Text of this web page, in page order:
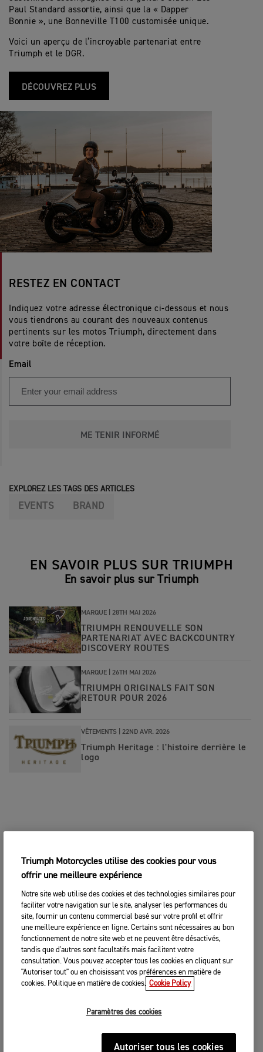
Paul Standard assortie, ainsi que la « Dapper
Bonnie », une Bonneville T100 customisée unique.
Voici un aperçu de l’incroyable partenariat entre
Triumph et le DGR.
DÉCOUVREZ PLUS
RESTEZ EN CONTACT
Indiquez votre adresse électronique ci-dessous et nous
vous tiendrons au courant des nouveaux contenus
pertinents sur les motos Triumph, directement dans
votre boîte de réception.
Email
ME TENIR INFORMÉ
EXPLOREZ LES TAGS DES ARTICLES
EVENTS BRAND
EN SAVOIR PLUS SUR TRIUMPH
En savoir plus sur Triumph
MARQUE | 28TH MAI 2026
TRIUMPH RENOUVELLE SON
PARTENARIAT AVEC BACKCOUNTRY
DISCOVERY ROUTES
MARQUE | 26TH MAI 2026
TRIUMPH ORIGINALS FAIT SON
RETOUR POUR 2026
VÊTEMENTS | 22ND AVR. 2026
Triumph Heritage : l'histoire derrière le
logo
Triumph Motorcycles utilise des cookies pour vous
offrir une meilleure expérience
Notre site web utilise des cookies et des technologies similaires pour
faciliter votre navigation sur le site, analyser les performances du
site, fournir un contenu commercial basé sur votre profil et offrir
une meilleure expérience en ligne. Certains sont nécessaires au bon
fonctionnement de notre site web et ne peuvent être désactivés,
tandis que d'autres sont facultatifs mais facilitent votre
consultation. Vous pouvez accepter tous les cookies en cliquant sur
"Autoriser tout" ou en choisissant vos préférences en matière de
cookies. Politique en matière de cookies. Cookie Policy
Paramètres des cookies
Autoriser tous les cookies